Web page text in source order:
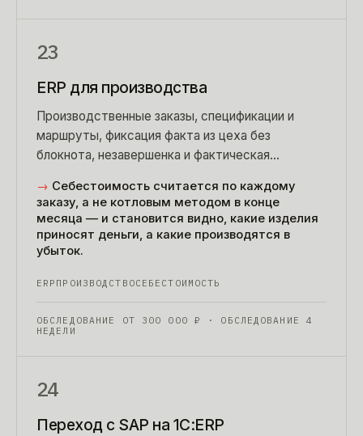
23
ERP для производства
Производственные заказы, спецификации и
маршруты, фиксация факта из цеха без
блокнота, незавершенка и фактическая
после нормативов, а не вместо них.
→ Себестоимость считается по каждому
заказу, а не котловым методом в конце
месяца — и становится видно, какие изделия
приносят деньги, а какие производятся в
убыток.
ERP ПРОИЗВОДСТВОСЕБЕСТОИМОСТЬ
ОБСЛЕДОВАНИЕ ОТ 300 000 ₽
· ОБСЛЕДОВАНИЕ 4
НЕДЕЛИ
24
Переход с SAP на 1С:ERP